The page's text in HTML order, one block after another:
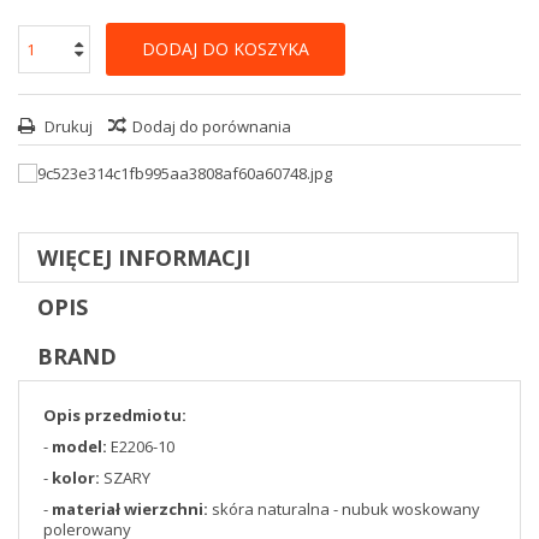
DODAJ DO KOSZYKA
Drukuj Dodaj do porównania
WIĘCEJ INFORMACJI
OPIS
BRAND
Opis przedmiotu:
- model: E2206-10
- kolor: SZARY
- materiał wierzchni: skóra naturalna - nubuk woskowany
polerowany